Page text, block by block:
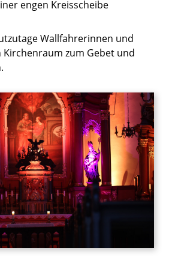
engen Kreisscheibe
Wallfahrerinnen und
zum Gebet und